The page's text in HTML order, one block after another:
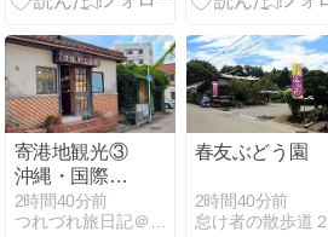
寄港地観光③
沖縄・国際通
り、壼屋やち
むん通りを散
2時間40分前
つれづれ旅日記＠のんびりブログ
春友ぶどう園
2時間40分前
怠け者の散歩道２